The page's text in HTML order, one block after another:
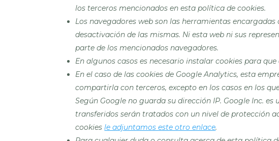
los terceros mencionados en esta política decookies.
Los navegadores web son las herramientas
desactivación de las mismas. Ni esta web ni sus
parte de los mencionados navegadores.
En algunos casos es necesario instalarcookies para que
En el caso de lascookies de Google Analytics, esta
compartirla con terceros, excepto en los casos en los
Según Google no guarda su dirección IP. Google Inc.
transferidos serán tratados con un nivel de protección
cookiesle adjuntamos este otro enlace.